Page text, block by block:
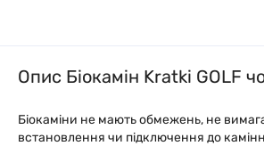
Опис Біокамін Kratki GOLF
Біокаміни не мають обмежень, не
встановлення чи підключення до